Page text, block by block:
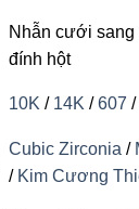
Nhẫn cưới sang
đính hột
10K / 14K /607 /
Cubic Zirconia /
/ Kim Cương